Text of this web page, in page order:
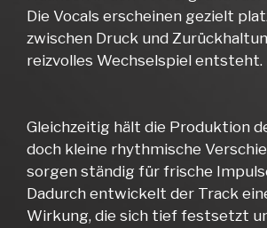
Die Vocals erscheinen gezielt
zwischen Druck und
reizvolles Wechselspiel entsteht.
Gleichzeitig hält die Produktion
doch kleine rhythmische
sorgen ständig für frische
Dadurch entwickelt der Track
Wirkung, die sich tief festsetzt